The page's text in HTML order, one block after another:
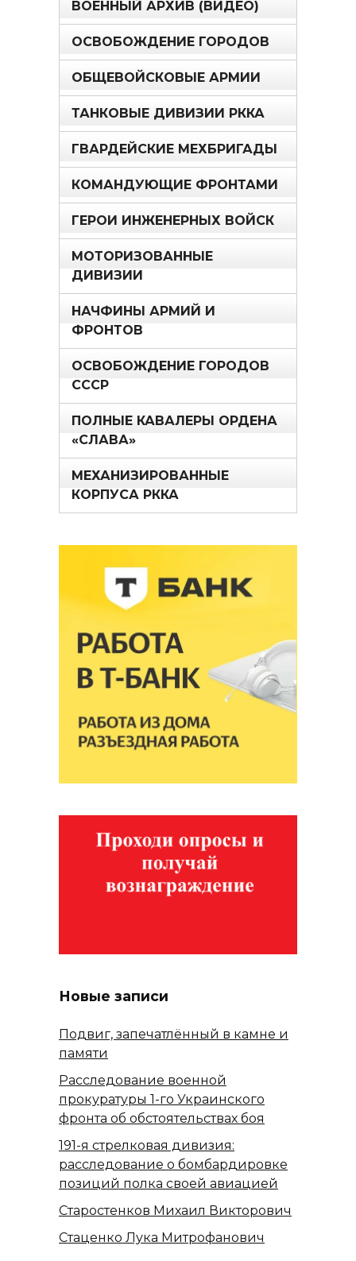
ВОЕННЫЙ АРХИВ (ВИДЕО)
ОСВОБОЖДЕНИЕ ГОРОДОВ
ОБЩЕВОЙСКОВЫЕ АРМИИ
ТАНКОВЫЕ ДИВИЗИИ РККА
ГВАРДЕЙСКИЕ МЕХБРИГАДЫ
КОМАНДУЮЩИЕ ФРОНТАМИ
ГЕРОИ ИНЖЕНЕРНЫХ ВОЙСК
МОТОРИЗОВАННЫЕ
ДИВИЗИИ
НАЧФИНЫ АРМИЙ И
ФРОНТОВ
ОСВОБОЖДЕНИЕ ГОРОДОВ
СССР
ПОЛНЫЕ КАВАЛЕРЫ ОРДЕНА
«СЛАВА»
МЕХАНИЗИРОВАННЫЕ
КОРПУСА РККА
Новые записи
Подвиг, запечатлённый в камне и
памяти
Расследование военной
прокуратуры 1-го Украинского
фронта об обстоятельствах боя
191-я стрелковая дивизия:
расследование о бомбардировке
позиций полка своей авиацией
Старостенков Михаил Викторович
Стаценко Лука Митрофанович